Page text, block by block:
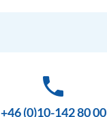
phone
+46 (0)10-142 80 00